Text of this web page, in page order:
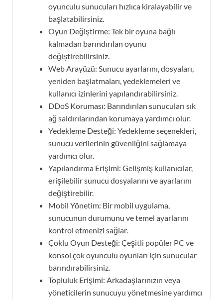
oyunculu sunucuları hızlıca kiralayabilir ve
başlatabilirsiniz.
Oyun Değiştirme: Tek bir oyuna bağlı
kalmadan barındırılan oyunu
değiştirebilirsiniz.
Web Arayüzü: Sunucu ayarlarını, dosyaları,
yeniden başlatmaları, yedeklemeleri ve
kullanıcı izinlerini yapılandırabilirsiniz.
DDoS Koruması: Barındırılan sunucuları sık
ağ saldırılarından korumaya yardımcı olur.
Yedekleme Desteği: Yedekleme seçenekleri,
sunucu verilerinin güvenliğini sağlamaya
yardımcı olur.
Yapılandırma Erişimi: Gelişmiş kullanıcılar,
erişilebilir sunucu dosyalarını ve ayarlarını
değiştirebilir.
Mobil Yönetim: Bir mobil uygulama,
sunucunun durumunu ve temel ayarlarını
kontrol etmenizi sağlar.
Çoklu Oyun Desteği: Çeşitli popüler PC ve
konsol çok oyunculu oyunları için sunucular
barındırabilirsiniz.
Topluluk Erişimi: Arkadaşlarınızın veya
yöneticilerin sunucuyu yönetmesine yardımcı